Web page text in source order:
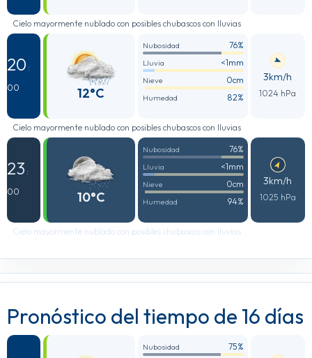
Cielo mayormente nublado con posibles chubascos con lluvias
20 :
00
12°C
Nubosidad 76%
Lluvia <1mm
Nieve 0cm
Humedad 82%
3km/h
1024 hPa
Cielo mayormente nublado con posibles chubascos con lluvias
23 :
00
10°C
Nubosidad 76%
Lluvia <1mm
Nieve 0cm
Humedad 94%
3km/h
1025 hPa
Cielo mayormente nublado con posibles chubascos con lluvias
Pronóstico del tiempo de 16 días
Nubosidad 75%